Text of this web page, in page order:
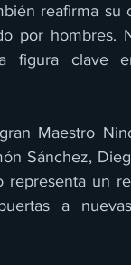
reafirma su
por hombres.
figura clave
Maestro
Sánchez,
representa un
a